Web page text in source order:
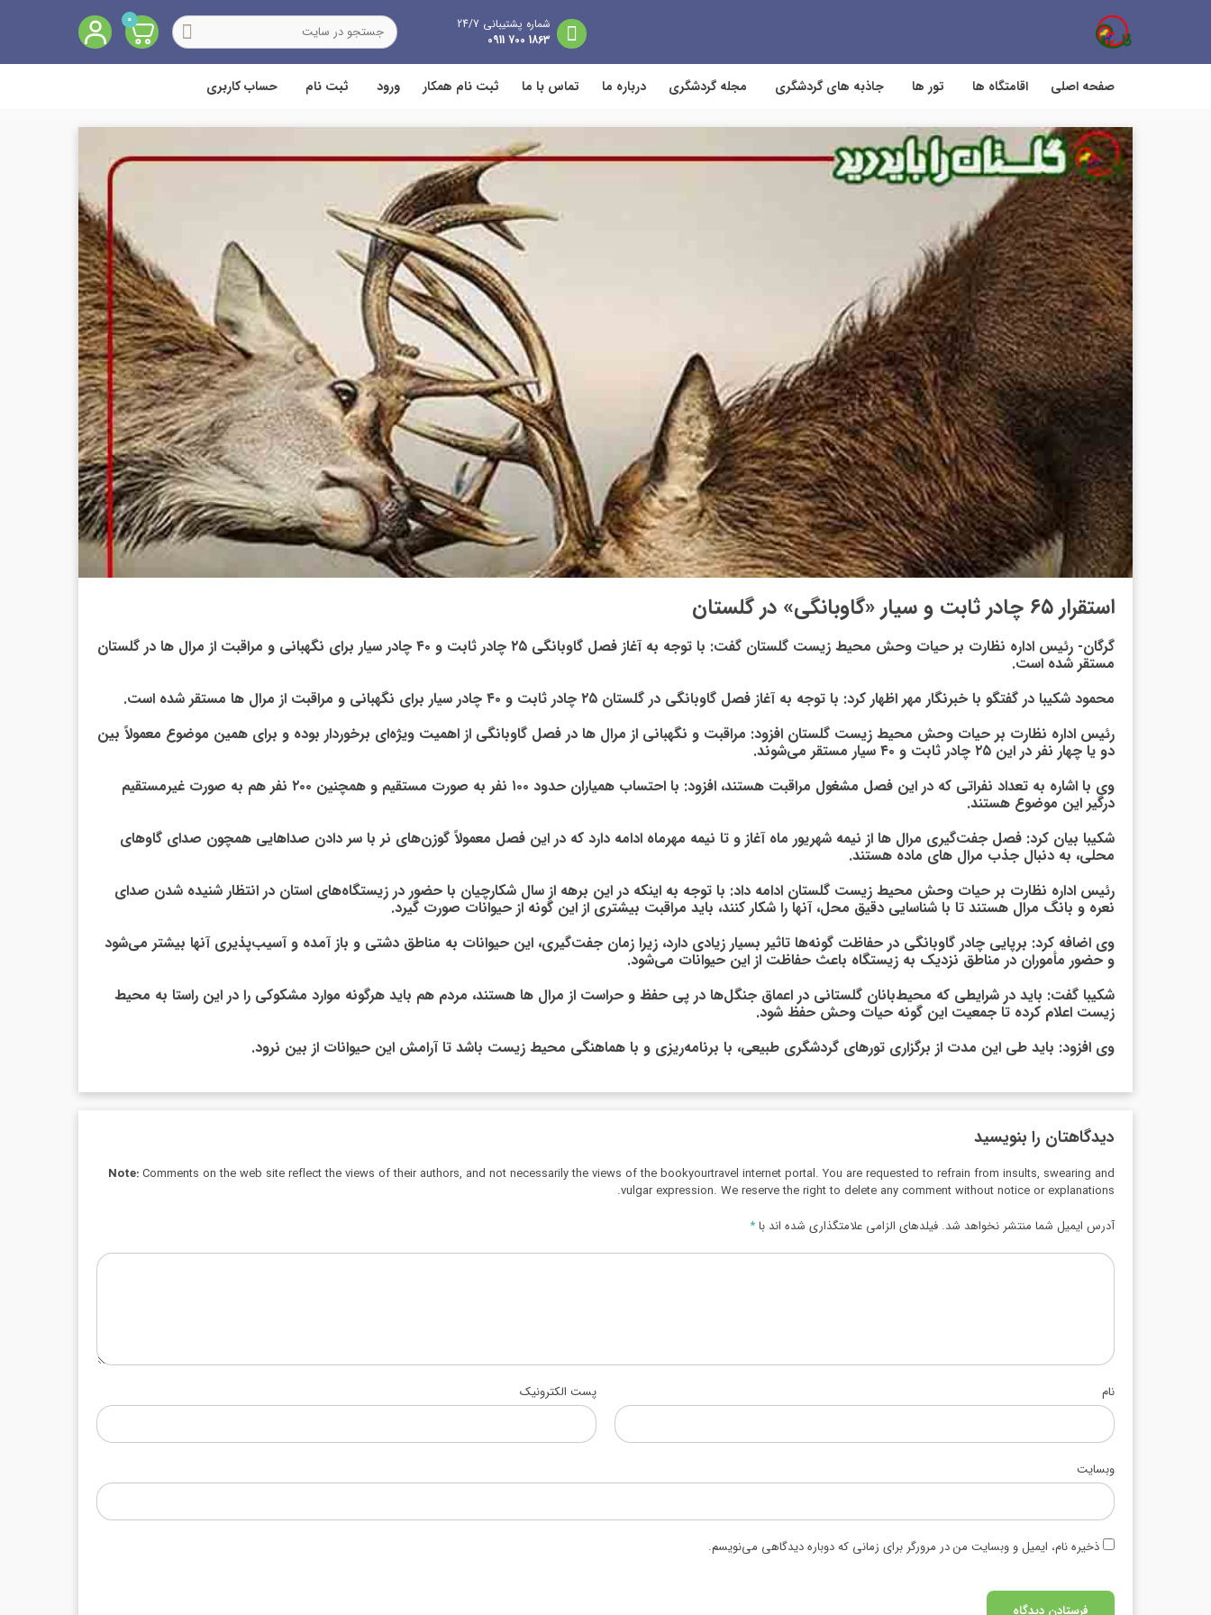
شماره پشتیبانی 24/7
1863 700 0911
0
صفحه اصلی اقامتگاه ها تور ها جاذبه های گردشگری مجله گردشگری درباره ما تماس با ما ثبت نام همکار ورود ثبت نام حساب کاربری
استقرار ۶۵ چادر ثابت و سیار «گاوبانگی» در گلستان
گرگان- رئیس اداره نظارت بر حیات وحش محیط زیست گلستان گفت: با توجه به آغاز فصل گاوبانگی ۲۵ چادر ثابت و ۴۰ چادر سیار برای نگهبانی و مراقبت از مرال ها در گلستان
مستقر شده است.
محمود شکیبا در گفتگو با خبرنگار مهر اظهار کرد: با توجه به آغاز فصل گاوبانگی در گلستان ۲۵ چادر ثابت و ۴۰ چادر سیار برای نگهبانی و مراقبت از مرال ها مستقر شده است.
رئیس اداره نظارت بر حیات وحش محیط زیست گلستان افزود: مراقبت و نگهبانی از مرال ها در فصل گاوبانگی از اهمیت ویژه‌ای برخوردار بوده و برای همین موضوع معمولاً بین
دو یا چهار نفر در این ۲۵ چادر ثابت و ۴۰ سیار مستقر می‌شوند.
وی با اشاره به تعداد نفراتی که در این فصل مشغول مراقبت هستند، افزود: با احتساب همیاران حدود ۱۰۰ نفر به صورت مستقیم و همچنین ۲۰۰ نفر هم به صورت غیرمستقیم
درگیر این موضوع هستند.
شکیبا بیان کرد: فصل جفت‌گیری مرال ها از نیمه شهریور ماه آغاز و تا نیمه مهرماه ادامه دارد که در این فصل معمولاً گوزن‌های نر با سر دادن صداهایی همچون صدای گاوهای
محلی، به دنبال جذب مرال های ماده هستند.
رئیس اداره نظارت بر حیات وحش محیط زیست گلستان ادامه داد: با توجه به اینکه در این برهه از سال شکارچیان با حضور در زیستگاه‌های استان در انتظار شنیده شدن صدای
نعره و بانگ مرال هستند تا با شناسایی دقیق محل، آنها را شکار کنند، باید مراقبت بیشتری از این گونه از حیوانات صورت گیرد.
وی اضافه کرد: برپایی چادر گاوبانگی در حفاظت گونه‌ها تاثیر بسیار زیادی دارد، زیرا زمان جفت‌گیری، این حیوانات به مناطق دشتی و باز آمده و آسیب‌پذیری آنها بیشتر می‌شود
و حضور مأموران در مناطق نزدیک به زیستگاه باعث حفاظت از این حیوانات می‌شود.
شکیبا گفت: باید در شرایطی که محیط‌بانان گلستانی در اعماق جنگل‌ها در پی حفظ و حراست از مرال ها هستند، مردم هم باید هرگونه موارد مشکوکی را در این راستا به محیط
زیست اعلام کرده تا جمعیت این گونه حیات وحش حفظ شود.
وی افزود: باید طی این مدت از برگزاری تورهای گردشگری طبیعی، با برنامه‌ریزی و با هماهنگی محیط زیست باشد تا آرامش این حیوانات از بین نرود.
دیدگاهتان را بنویسید
Note:Comments on the web site reflect the views of their authors, and not necessarily the views of the bookyourtravel internet portal. You are requested to refrain from insults, swearing and
vulgar expression. We reserve the right to delete any comment without notice or explanations.
آدرس ایمیل شما منتشر نخواهد شد. فیلدهای الزامی علامتگذاری شده اند با*
نام پست الکترونیک
وبسایت
ذخیره نام، ایمیل و وبسایت من در مرورگر برای زمانی که دوباره دیدگاهی می‌نویسم.